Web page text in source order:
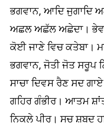
ਭਗਵਾਨ, ਆਦਿ
ਅਛਲ ਅਛੱਲ ਅਛੇਦਾ। ਭੇਵ
ਕੋਈ ਜਾਣੇ ਵਿਚ ਕਤੇਬਾ।
ਭਗਵਾਨ, ਜੋਤੀ ਜੋਤ ਸਰੂਪ
ਸਾਚਾ ਦਿਵਸ ਰੈਣ ਸਦ
ਗਹਿਰ ਗੰਭੀਰ। ਆਤਮ
ਨਿਕਲੇ ਪੀਰ। ਸਚ ਸ਼ਬਦ